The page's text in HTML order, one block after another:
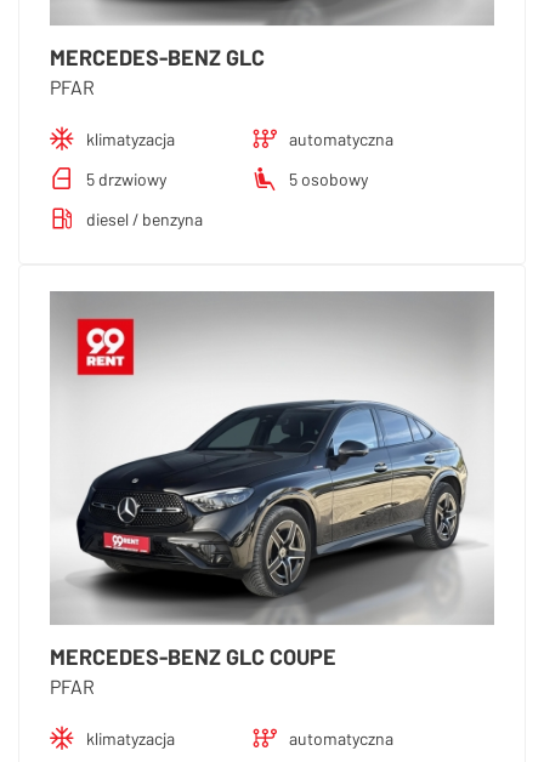
MERCEDES-BENZ GLC
PFAR
klimatyzacja
automatyczna
5 drzwiowy
5 osobowy
diesel / benzyna
MERCEDES-BENZ GLC COUPE
PFAR
klimatyzacja
automatyczna